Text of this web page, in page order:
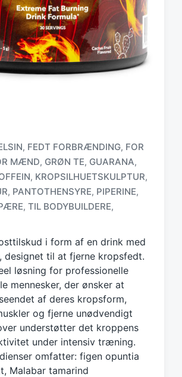
, FEDT FORBRÆNDING, FOR
MÆND, GRØN TE, GUARANA,
, KROPSILHUETSKULPTUR,
, PANTOTHENSYRE, PIPERINE,
, TIL BODYBUILDERE,
i form af en drink med
designet til at fjerne kropsfedt.
løsning for professionelle
mennesker, der ønsker at
af deres kropsform,
og fjerne unødvendigt
understøtter det kroppens
under intensiv træning.
omfatter: figen opuntia
Malabar tamarind